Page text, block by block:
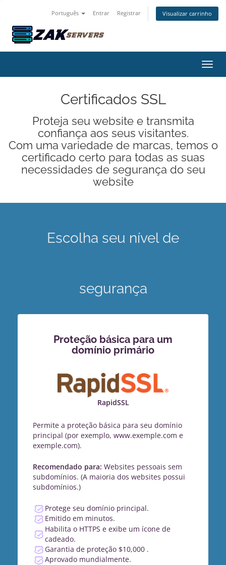
Português Entrar Registrar Visualizar carrinho
Certificados SSL
Proteja seu website e transmita
confiança aos seus visitantes.
Com uma variedade de marcas, temos o
certificado certo para todas as suas
necessidades de segurança do seu
website
Escolha seu nível de
segurança
Proteção básica para um
domínio primário
RapidSSL
Permite a proteção básica para seu domínio
principal (por exemplo, www.exemple.com e
exemple.com).
Recomendado para: Websites pessoais sem
subdomínios. (A maioria dos websites possui
subdomínios.)
Protege seu domínio principal.
Emitido em minutos.
Habilita o HTTPS e exibe um ícone de
cadeado.
Garantia de proteção $10,000 .
Aprovado mundialmente.